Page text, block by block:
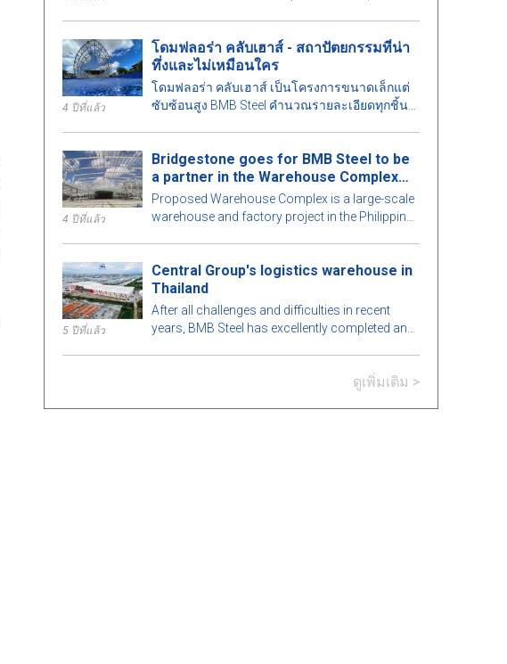
4 ปีที่แล้ว
โดมฟลอร่า คลับเฮาส์ - สถาปัตยกรรมที่น่า
ทึ่งและไม่เหมือนใคร
โดมฟลอร่า คลับเฮาส์ เป็นโครงการขนาดเล็กแต่
ซับซ้อนสูง BMB Steel คำนวณรายละเอียดทุกชิ้น
อาคารเหล็กสำเร็จรูปนี้กับ BMB Steel ในบทความ
ด้านล่าง!
4 ปีที่แล้ว
Bridgestone goes for BMB Steel to be
a partner in the Warehouse Complex
project
Proposed Warehouse Complex is a large-scale
warehouse and factory project in the Philippines
5 ปีที่แล้ว
Central Group's logistics warehouse in
Thailand
After all challenges and difficulties in recent
years, BMB Steel has excellently completed and
ดูเพิ่มเติม >